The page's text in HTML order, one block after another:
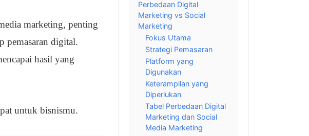
marketing, penting
pemasaran digital.
hasil yang
untuk bisnismu.
Perbedaan Digital
Marketing vs Social
Marketing
Fokus Utama
Strategi Pemasaran
Platform yang
Digunakan
Keterampilan yang
Diperlukan
Tabel Perbedaan Digital
Marketing dan Social
Media Marketing